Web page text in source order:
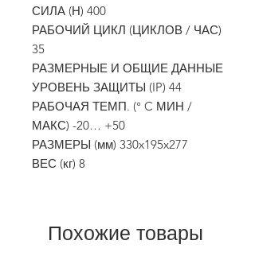
СИЛА (Н) 400
РАБОЧИЙ ЦИКЛ (ЦИКЛОВ / ЧАС)
35
РАЗМЕРНЫЕ И ОБЩИЕ ДАННЫЕ
УРОВЕНЬ ЗАЩИТЫ (IP) 44
РАБОЧАЯ ТЕМП. (° C МИН /
МАКС) -20… +50
РАЗМЕРЫ (мм) 330x195x277
ВЕС (кг) 8
Похожие товары